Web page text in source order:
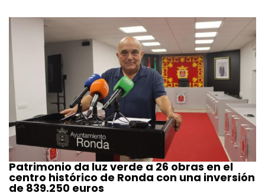
Patrimonio da luz verde a 26 obras en el
centro histórico de Ronda con una inversión
de 839.250 euros